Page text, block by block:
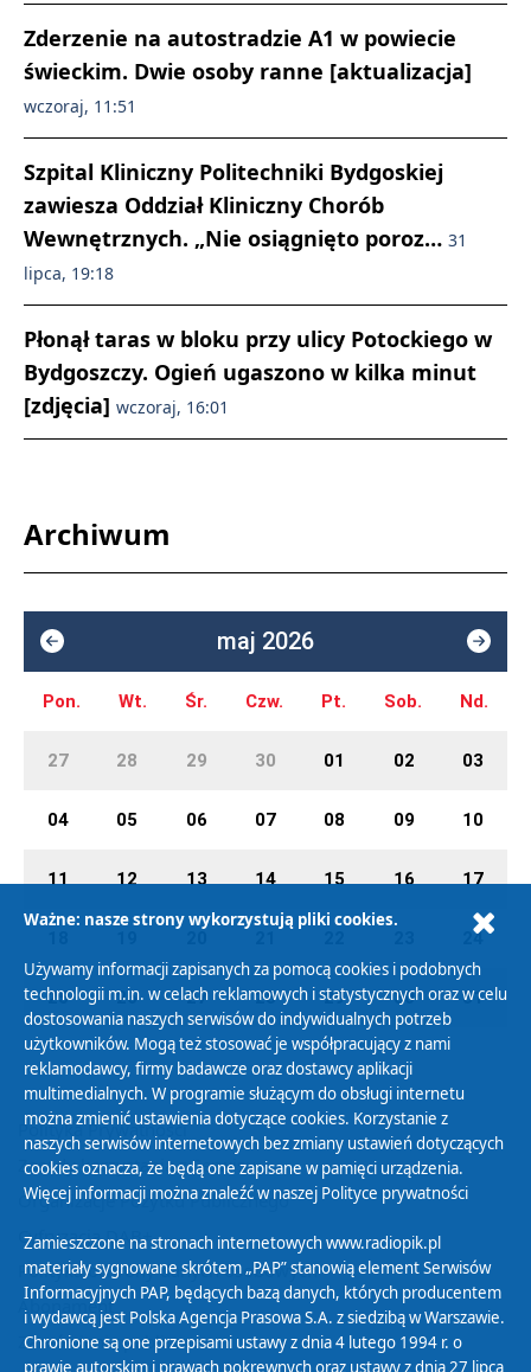
Zderzenie na autostradzie A1 w powiecie
świeckim. Dwie osoby ranne [aktualizacja]
wczoraj, 11:51
Szpital Kliniczny Politechniki Bydgoskiej
zawiesza Oddział Kliniczny Chorób
Wewnętrznych. „Nie osiągnięto poroz… 31
lipca, 19:18
Płonął taras w bloku przy ulicy Potockiego w
Bydgoszczy. Ogień ugaszono w kilka minut
[zdjęcia] wczoraj, 16:01
Archiwum
maj 2026
Pon. Wt. Śr. Czw. Pt. Sob. Nd.
27 28 29 30 01 02 03
04 05 06 07 08 09 10
11 12 13 14 15 16 17
24
25 26 27 28 29 30 31
Polityka Prywatności
Zasady korzystania z Serwisu
Organizacje Pożytku Publicznego
Cyfryzacja DAB+
Polityka ochrony danych osobowych
Abonament
Zamówienia publiczne
Ważne: nasze strony wykorzystują pliki cookies.
Używamy informacji zapisanych za pomocą cookies i podobnych
technologii m.in. w celach reklamowych i statystycznych oraz w celu
dostosowania naszych serwisów do indywidualnych potrzeb
użytkowników. Mogą też stosować je współpracujący z nami
reklamodawcy, firmy badawcze oraz dostawcy aplikacji
multimedialnych. W programie służącym do obsługi internetu
można zmienić ustawienia dotyczące cookies. Korzystanie z
naszych serwisów internetowych bez zmiany ustawień dotyczących
cookies oznacza, że będą one zapisane w pamięci urządzenia.
Więcej informacji można znaleźć w naszej Polityce prywatności
Zamieszczone na stronach internetowych www.radiopik.pl
materiały sygnowane skrótem „PAP” stanowią element Serwisów
Informacyjnych PAP, będących bazą danych, których producentem
i wydawcą jest Polska Agencja Prasowa S.A. z siedzibą w Warszawie.
Chronione są one przepisami ustawy z dnia 4 lutego 1994 r. o
prawie autorskim i prawach pokrewnych oraz ustawy z dnia 27 lipca